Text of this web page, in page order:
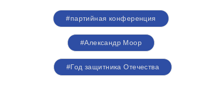
#партийная конференция
#Александр Моор
#Год защитника Отечества